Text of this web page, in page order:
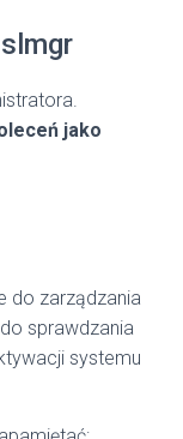
jako
do zarządzania
sprawdzania
systemu